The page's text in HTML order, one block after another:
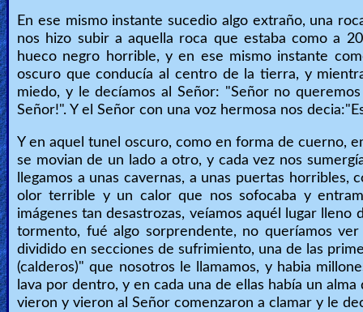
Vids
for
New
Believers
Heaven
Hell
Prayer
En ese mismo instante sucedio algo extraño, una
nos hizo subir a aquella roca que estaba como a
hueco negro horrible, y en ese mismo instante
oscuro que conducía al centro de la tierra, y
miedo, y le decíamos al Señor: "Señor no
Señor!". Y el Señor con una voz hermosa nos
Y en aquel tunel oscuro, como en forma de cuerno,
se movian de un lado a otro, y cada vez nos
llegamos a unas cavernas, a unas puertas
olor terrible y un calor que nos sofocaba y
imágenes tan desastrozas, veíamos aquél lugar
tormento, fué algo sorprendente, no queríamos
dividido en secciones de sufrimiento, una de las
(calderos)" que nosotros le llamamos, y habia
lava por dentro, y en cada una de ellas había un
vieron y vieron al Señor comenzaron a clamar y le